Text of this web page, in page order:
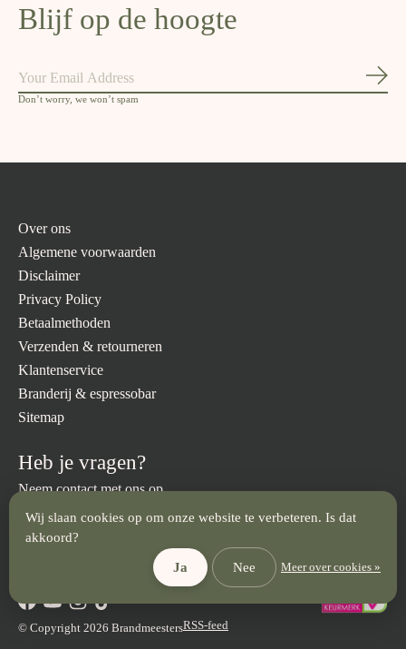
Blijf op de hoogte
Don’t worry, we won’t spam
Over ons
Algemene voorwaarden
Disclaimer
Privacy Policy
Betaalmethoden
Verzenden & retourneren
Klantenservice
Branderij & espressobar
Sitemap
Heb je vragen?
Neem contact met ons op.
info@brandmeesters.nl 023 512 3094
© Copyright 2026 BrandmeestersRSS-feed
Wij slaan cookies op om onze website te verbeteren. Is dat
akkoord?
Ja Nee Meer over cookies »